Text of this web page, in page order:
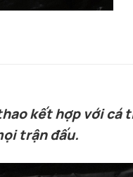
kết hợp với
trận đấu.